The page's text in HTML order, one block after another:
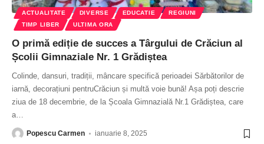
ACTUALITATE DIVERSE EDUCATIE
REGIUNI
TIMP LIBER
ULTIMA ORA
O primă ediție de succes a Târgului de Crăciun al
Școlii Gimnaziale Nr. 1 Grădiștea
Colinde, dansuri, tradiții, mâncare specifică perioadei Sărbătorilor de
iarnă, decorațiuni pentruCrăciun și multă voie bună! Așa poți descrie
ziua de 18 decembrie, de la Școala Gimnazială Nr.1 Grădiștea, care
a…
Popescu Carmen ianuarie 8, 2025